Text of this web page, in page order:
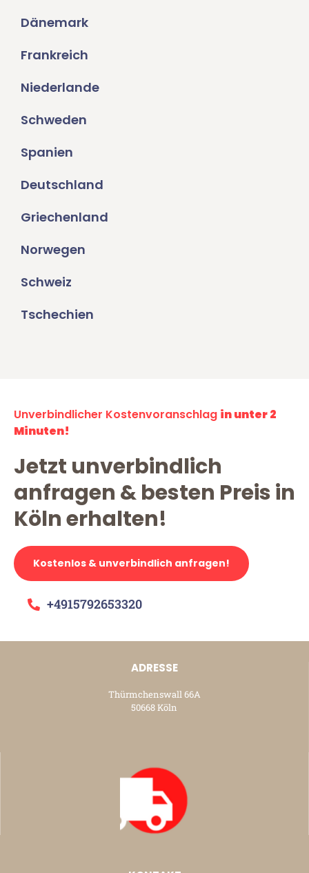
Dänemark
Frankreich
Niederlande
Schweden
Spanien
Deutschland
Griechenland
Norwegen
Schweiz
Tschechien
Unverbindlicher Kostenvoranschlag in unter 2
Minuten!
Jetzt unverbindlich
anfragen & besten Preis in
Köln erhalten!
Kostenlos & unverbindlich anfragen!
+4915792653320
ADRESSE
Thürmchenswall 66A
50668 Köln